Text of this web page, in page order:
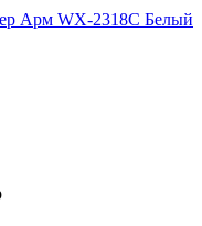
Арм WX-2318C Белый